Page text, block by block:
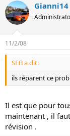
Gianni14
11/2/08
SEB a dit:
ils réparent ce
Il est que pour
maintenant , il
révision .